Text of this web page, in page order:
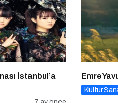
İstanbul’a
Emre
Kültür